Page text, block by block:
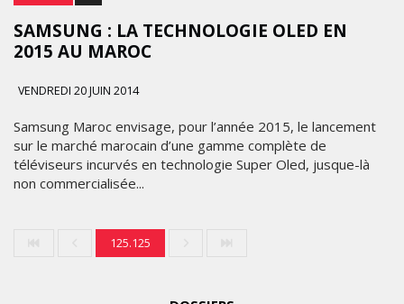
SAMSUNG : LA TECHNOLOGIE OLED EN
2015 AU MAROC
VENDREDI 20 JUIN 2014
Samsung Maroc envisage, pour l’année 2015, le lancement
sur le marché marocain d’une gamme complète de
téléviseurs incurvés en technologie Super Oled, jusque-là
non commercialisée...
125.125